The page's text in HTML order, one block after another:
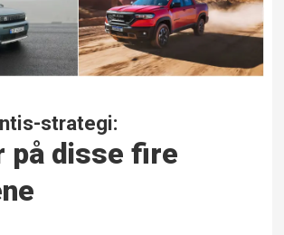
strategi:
på disse fire